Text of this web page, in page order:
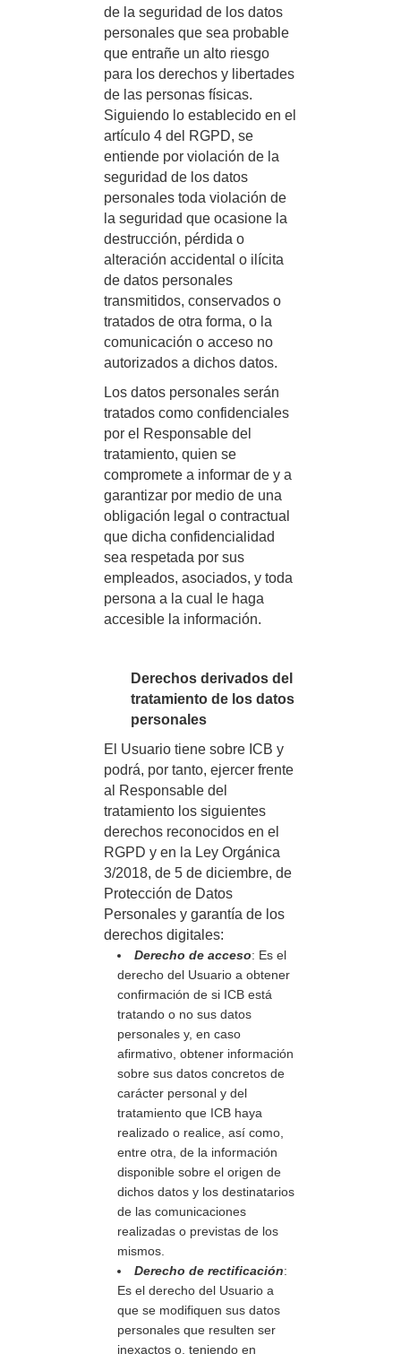
de la seguridad de los datos
personales que sea probable
que entrañe un alto riesgo
para los derechos y libertades
de las personas físicas.
Siguiendo lo establecido en el
artículo 4 del RGPD, se
entiende por violación de la
seguridad de los datos
personales toda violación de
la seguridad que ocasione la
destrucción, pérdida o
alteración accidental o ilícita
de datos personales
transmitidos, conservados o
tratados de otra forma, o la
comunicación o acceso no
autorizados a dichos datos.
Los datos personales serán
tratados como confidenciales
por el Responsable del
tratamiento, quien se
compromete a informar de y a
garantizar por medio de una
obligación legal o contractual
que dicha confidencialidad
sea respetada por sus
empleados, asociados, y toda
persona a la cual le haga
accesible la información.
Derechos derivados del
tratamiento de los datos
personales
El Usuario tiene sobre ICB y
podrá, por tanto, ejercer frente
al Responsable del
tratamiento los siguientes
derechos reconocidos en el
RGPD y en la Ley Orgánica
3/2018, de 5 de diciembre, de
Protección de Datos
Personales y garantía de los
derechos digitales:
Derecho de acceso: Es el
derecho del Usuario a obtener
confirmación de si ICB está
tratando o no sus datos
personales y, en caso
afirmativo, obtener información
sobre sus datos concretos de
carácter personal y del
tratamiento que ICB haya
realizado o realice, así como,
entre otra, de la información
disponible sobre el origen de
dichos datos y los destinatarios
de las comunicaciones
realizadas o previstas de los
mismos.
Derecho de rectificación:
Es el derecho del Usuario a
que se modifiquen sus datos
personales que resulten ser
inexactos o, teniendo en